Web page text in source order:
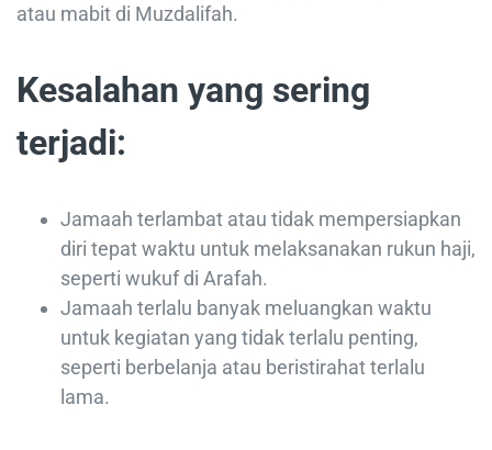
atau mabit di Muzdalifah.
Kesalahan yang sering
terjadi:
Jamaah terlambat atau tidak mempersiapkan
diri tepat waktu untuk melaksanakan rukun haji,
seperti wukuf di Arafah.
Jamaah terlalu banyak meluangkan waktu
untuk kegiatan yang tidak terlalu penting,
seperti berbelanja atau beristirahat terlalu
lama.